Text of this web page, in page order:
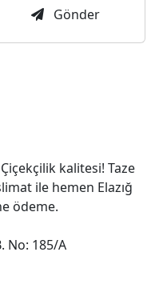
Gönder
kalitesi! Taze
ile hemen Elazığ
ödeme.
No: 185/A